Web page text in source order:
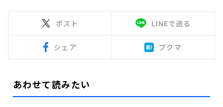
ポスト LINEで送る
シェア ブクマ
あわせて読みたい